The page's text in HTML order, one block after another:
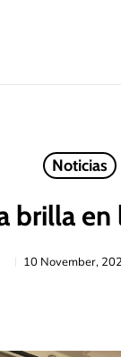
Noticias
brilla en
10 November,